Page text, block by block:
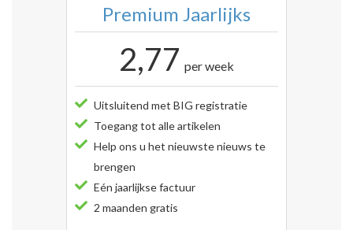
Premium Jaarlijks
2,77 per week
Uitsluitend met BIG registratie
Toegang tot alle artikelen
Help ons u het nieuwste nieuws te
brengen
Eén jaarlijkse factuur
2 maanden gratis